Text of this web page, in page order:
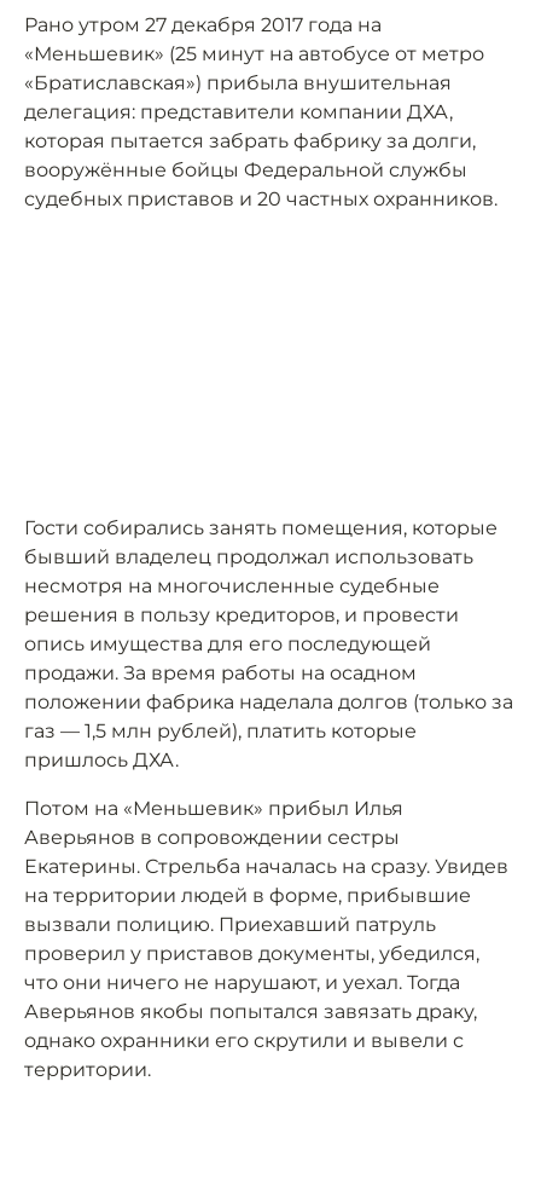
Рано утром 27 декабря 2017 года на
«Меньшевик» (25 минут на автобусе от метро
«Братиславская») прибыла внушительная
делегация: представители компании ДХА,
которая пытается забрать фабрику за долги,
вооружённые бойцы Федеральной службы
судебных приставов и 20 частных охранников.
Гости собирались занять помещения, которые
бывший владелец продолжал использовать
несмотря на многочисленные судебные
решения в пользу кредиторов, и провести
опись имущества для его последующей
продажи. За время работы на осадном
положении фабрика наделала долгов (только за
газ — 1,5 млн рублей), платить которые
пришлось ДХА.
Потом на «Меньшевик» прибыл Илья
Аверьянов в сопровождении сестры
Екатерины. Стрельба началась на сразу. Увидев
на территории людей в форме, прибывшие
вызвали полицию. Приехавший патруль
проверил у приставов документы, убедился,
что они ничего не нарушают, и уехал. Тогда
Аверьянов якобы попытался завязать драку,
однако охранники его скрутили и вывели с
территории.